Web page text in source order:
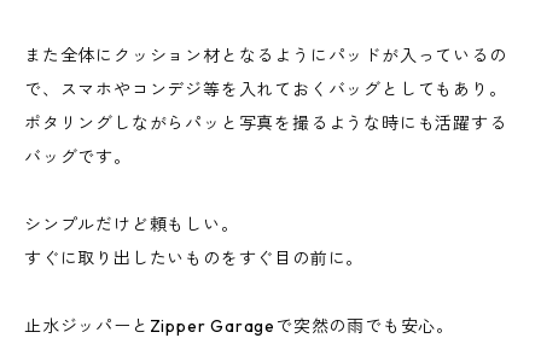
また全体にクッション材となるようにパッドが入っているの
で、スマホやコンデジ等を入れておくバッグとしてもあり。
ポタリングしながらパッと写真を撮るような時にも活躍する
バッグです。
シンプルだけど頼もしい。
すぐに取り出したいものをすぐ目の前に。
止水ジッパーとZipper Garageで突然の雨でも安心。